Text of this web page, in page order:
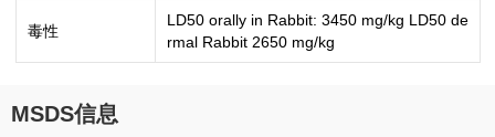
毒性
LD50 orally in Rabbit: 3450 mg/kg LD50 de
rmal Rabbit 2650 mg/kg
MSDS信息